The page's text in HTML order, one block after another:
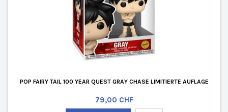
POP FAIRY TAIL 100 YEAR QUEST GRAY CHASE LIMITIERTE AUFLAGE
Preis
79,00 CHF